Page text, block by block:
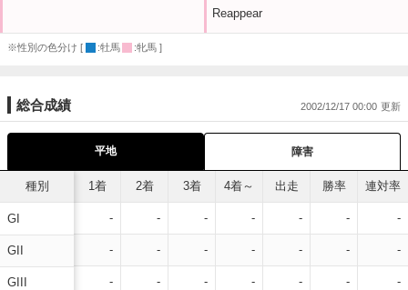
Reappear
※性別の色分け [ :牡馬 :牝馬 ]
総合成績 2002/12/17 00:00
平地 障害
種別
GI
GII
GIII
1着 2着 3着 4着～ 出走 勝率 連対率
- - - - - - -
- - - - - - -
- - - - - - -